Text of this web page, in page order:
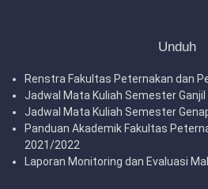
Unduh
Renstra Fakultas Peternakan dan
Jadwal Mata Kuliah Semester
Jadwal Mata Kuliah Semester
Panduan Akademik Fakultas
2021/2022
Laporan Monitoring dan Evaluasi